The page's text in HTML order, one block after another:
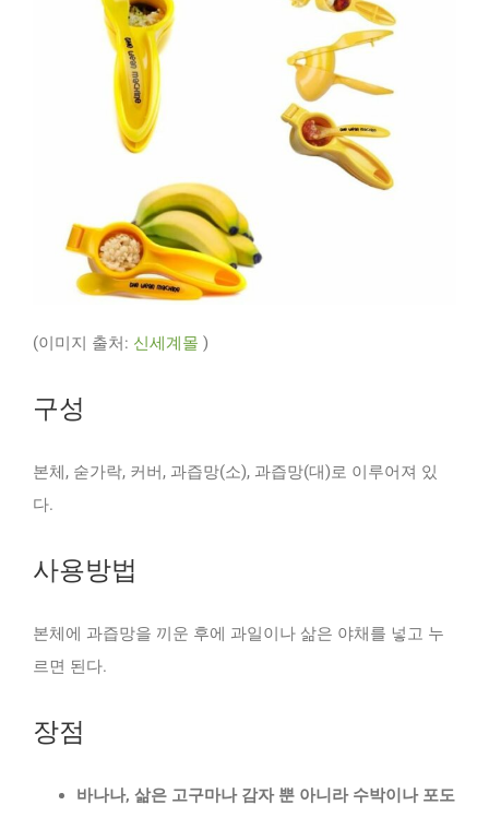
(이미지 출처: 신세계몰 )
구성
본체, 숟가락, 커버, 과즙망(소), 과즙망(대)로 이루어져 있
다.
사용방법
본체에 과즙망을 끼운 후에 과일이나 삶은 야채를 넣고 누
르면 된다.
장점
바나나, 삶은 고구마나 감자 뿐 아니라 수박이나 포도